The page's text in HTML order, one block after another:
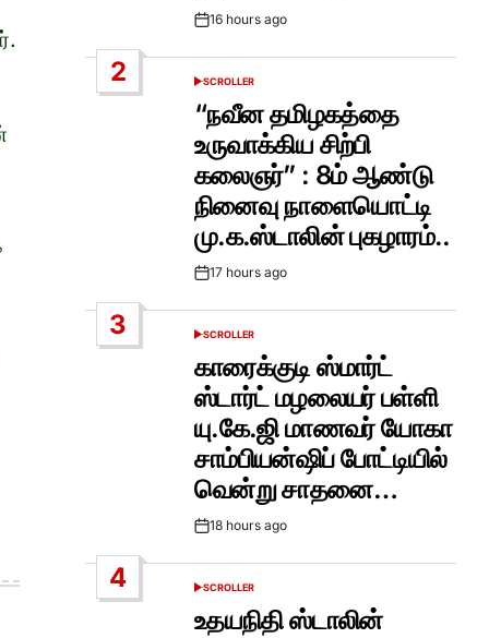
Post16 hours ago
2
POSTED
SCROLLER
“நவீன தமிழகத்தை
உருவாக்கிய சிற்பி
கலைஞர்” : 8ம் ஆண்டு
நினைவு நாளையொட்டி
மு.க.ஸ்டாலின் புகழாரம்..
Post17 hours ago
3
POSTED
SCROLLER
காரைக்குடி ஸ்மார்ட்
ஸ்டார்ட் மழலையர் பள்ளி
யு.கே.ஜி மாணவர் யோகா
சாம்பியன்ஷிப் போட்டியில்
வென்று சாதனை…
Post18 hours ago
4
POSTED
SCROLLER
உதயநிதி ஸ்டாலின்